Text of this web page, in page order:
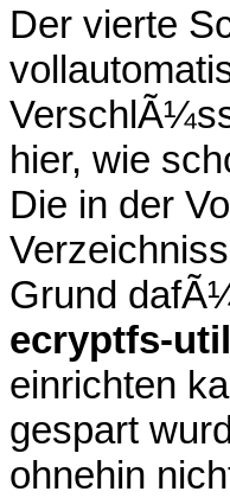
Der vierte
hier, wie
Die in der
Grund
ecryptfs-
einrichten
gespart
ohnehin